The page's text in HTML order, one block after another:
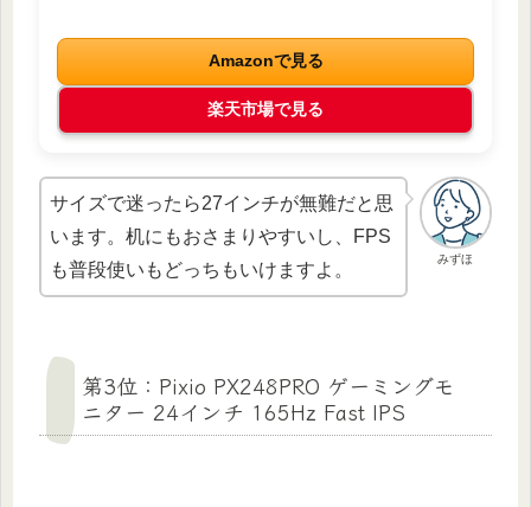
Amazonで見る
楽天市場で見る
みずほ
サイズで迷ったら27インチが無難だと思
います。机にもおさまりやすいし、FPS
も普段使いもどっちもいけますよ。
第3位：Pixio PX248PRO ゲーミングモ
ニター 24インチ 165Hz Fast IPS